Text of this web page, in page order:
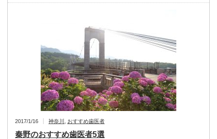
2017/1/16 神奈川 おすすめ歯医者
秦野のおすすめ歯医者5選